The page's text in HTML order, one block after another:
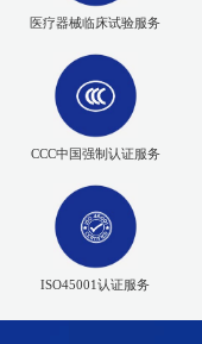
医疗器械临床试验服务
CCC中国强制认证服务
ISO45001认证服务